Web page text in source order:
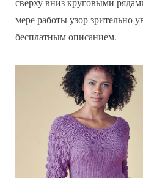
мере работы узор зрительно
бесплатным описанием.